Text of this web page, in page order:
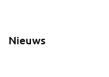
Nieuws